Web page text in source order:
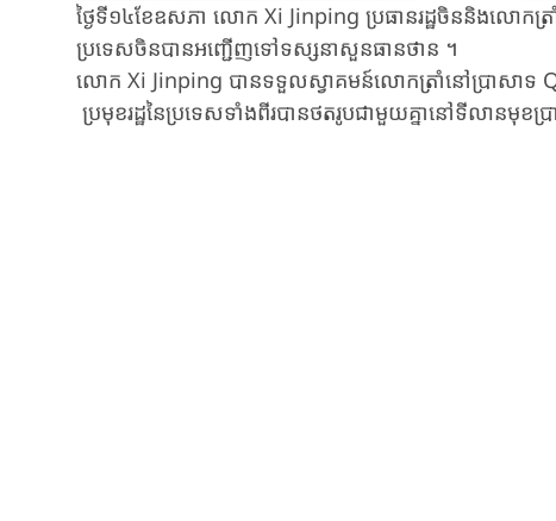
ថ្ងៃទី១៤​ខែឧសភា លោក Xi ​Jinping ​ប្រធានរដ្ឋចិន​និងលោកត្រ
ប្រទេសចិន​បានអញ្ជើញ​ទៅ​ទស្សនា​សួនធានថាន​ ។
លោក Xi ​Jinping ​បាន​ទទួលស្វាគមន៍​លោកត្រាំនៅ​ប្រាសាទ​
ប្រមុខរដ្ឋ​នៃប្រទេស​ទាំងពីរបាន​ថតរូប​ជាមួយគ្នា​នៅ​ទីលាន​មុខ